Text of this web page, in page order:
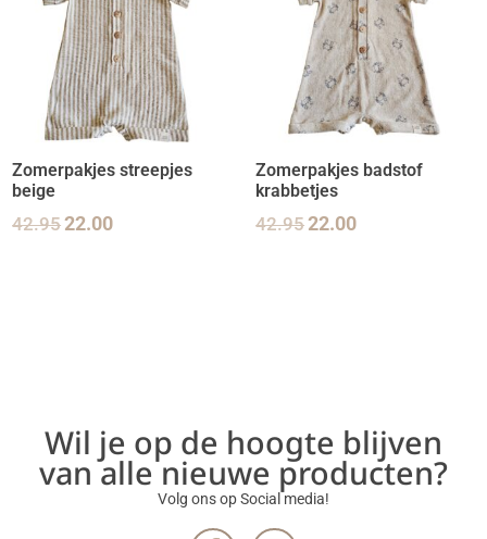
Zomerpakjes streepjes
beige
42.9522.00
Zomerpakjes badstof
krabbetjes
42.9522.00
Wil je op de hoogte blijven
van alle nieuwe producten?
Volg ons op Social media!